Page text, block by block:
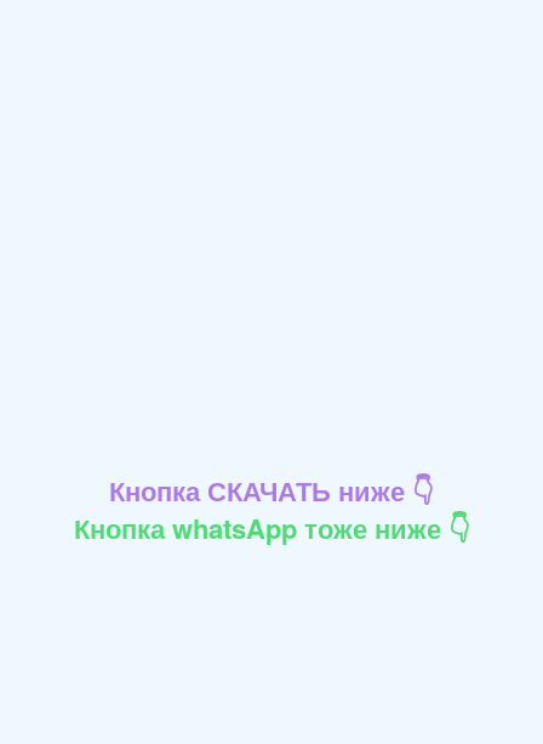
Кнопка СКАЧАТЬ ниже 👇
Кнопка whatsApp тоже ниже 👇